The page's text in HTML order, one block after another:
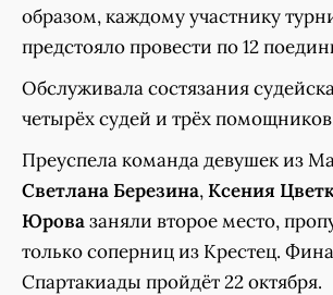
образом, каждому участнику
предстояло провести по 12
Обслуживала состязания
четырёх судей и трёх
Преуспела команда девушек из
Светлана Березина,Ксения
Юровазаняли второе место,
только соперниц из Крестец.
Спартакиады пройдёт 22 октября.